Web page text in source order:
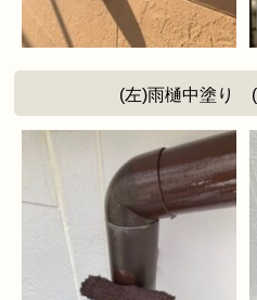
(左)雨樋中塗り (